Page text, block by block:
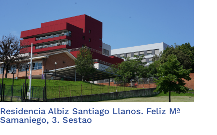
Residencia Albiz Santiago Llanos. Feliz Mª
Samaniego, 3. Sestao